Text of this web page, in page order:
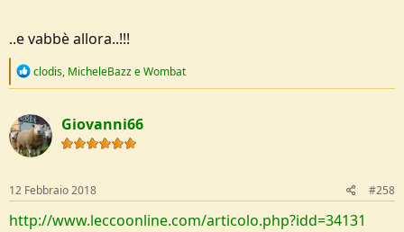
..e vabbè allora..!!!
R
c
t
i
o
s
:
clodis, MicheleBazzeWombat
Giovanni66
12 Febbraio 2018 #258
http://www.leccoonline.com/articolo.php?idd=34131